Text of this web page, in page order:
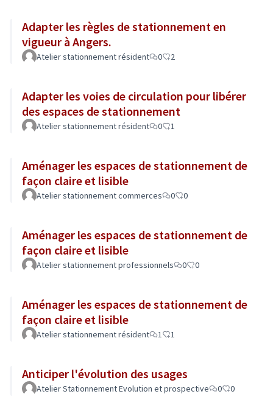
Adapter les règles de stationnement en
vigueur à Angers.
Atelier stationnement résident 0 2
Adapter les voies de circulation pour libérer
des espaces de stationnement
Atelier stationnement résident 0 1
Aménager les espaces de stationnement de
façon claire et lisible
Atelier stationnement commerces 0 0
Aménager les espaces de stationnement de
façon claire et lisible
Atelier stationnement professionnels 0 0
Aménager les espaces de stationnement de
façon claire et lisible
Atelier stationnement résident 1 1
Anticiper l'évolution des usages
Atelier Stationnement Evolution et prospective 0 0